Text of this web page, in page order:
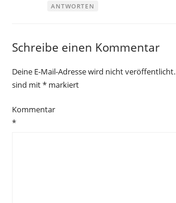
ANTWORTEN
Schreibe einen Kommentar
Deine E-Mail-Adresse wird nicht veröffentlicht.
sind mit* markiert
Kommentar
*